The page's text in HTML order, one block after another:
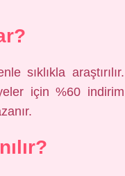
sıklıkla araştırılır.
için %60 indirim